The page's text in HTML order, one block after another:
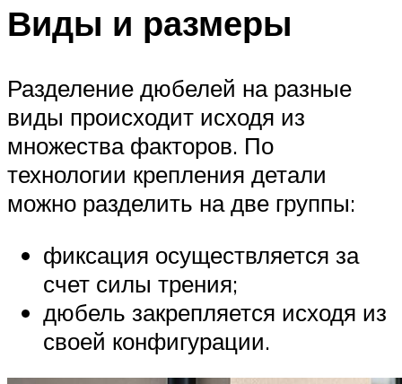
Виды и размеры
Разделение дюбелей на разные
виды происходит исходя из
множества факторов. По
технологии крепления детали
можно разделить на две группы:
фиксация осуществляется за
счет силы трения;
дюбель закрепляется исходя из
своей конфигурации.